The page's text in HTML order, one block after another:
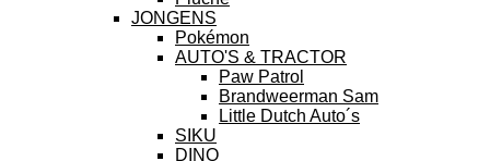
JONGENS
Pokémon
AUTO'S & TRACTOR
Paw Patrol
Brandweerman Sam
Little Dutch Auto´s
SIKU
DINO